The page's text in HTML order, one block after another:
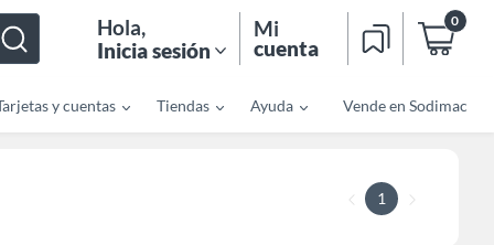
Hola,
Inicia sesión
Mi
cuenta
0
y cuentas Tiendas Ayuda Vende en Sodimac
1